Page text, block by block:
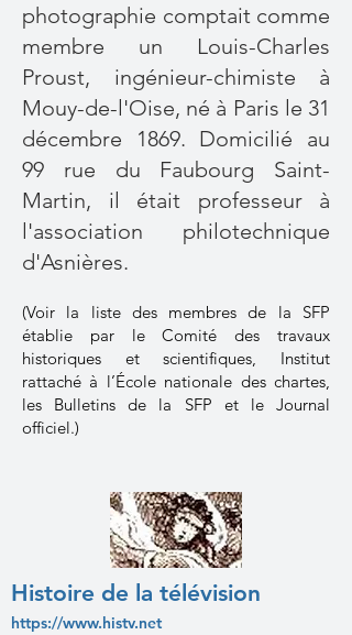
photographie comptait comme
membre un Louis-Charles
Proust, ingénieur-chimiste à
Mouy-de-l'Oise, né à Paris le 31
décembre 1869. Domicilié au
99 rue du Faubourg Saint-
Martin, il était professeur à
l'association philotechnique
d'Asnières.
(Voir la liste des membres de la SFP
établie par le Comité des travaux
historiques et scientifiques, Institut
rattaché à l’École nationale des chartes,
les Bulletins de la SFP et le Journal
officiel.)
Histoire de la télévision
https://www.histv.net